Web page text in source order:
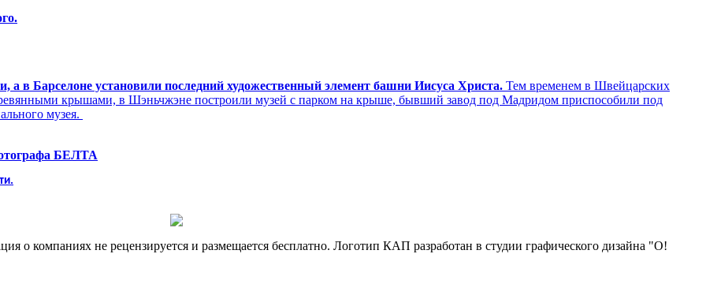
а в Барселоне установили последний художественный элемент башни Иисуса Христа. Тем временем в Швейцарских
крышами, в Шэньчжэне построили музей с парком на крыше, бывший завод под Мадридом приспособили под
музея.
БЕЛТА
компаниях не рецензируется и размещается бесплатно. Логотип КАП разработан в студии графического дизайна "О!